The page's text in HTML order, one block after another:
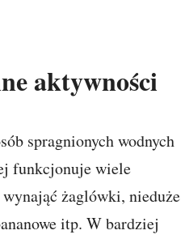
aktywności
spragnionych wodnych
funkcjonuje wiele
żaglówki, nieduże
itp. W bardziej